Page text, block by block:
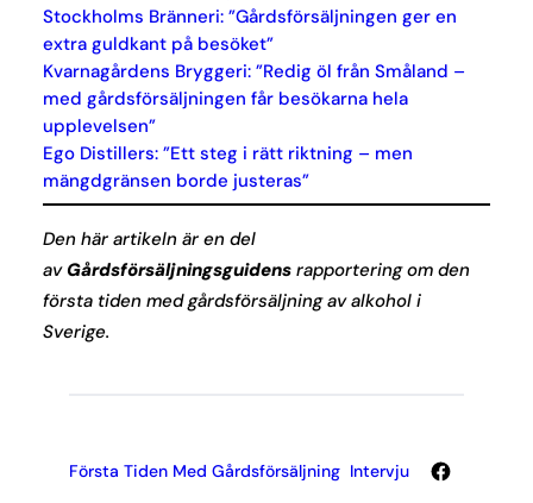
Stockholms Bränneri: ”Gårdsförsäljningen ger en
extra guldkant på besöket”
Kvarnagårdens Bryggeri: ”Redig öl från Småland –
med gårdsförsäljningen får besökarna hela
upplevelsen”
Ego Distillers: ”Ett steg i rätt riktning – men
mängdgränsen borde justeras”
Den här artikeln är en del
av Gårdsförsäljningsguidensrapportering om den
första tiden med gårdsförsäljning av alkohol i
Sverige.
Första Tiden Med Gårdsförsäljning Intervju Facebook